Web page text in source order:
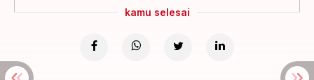
kamu selesai